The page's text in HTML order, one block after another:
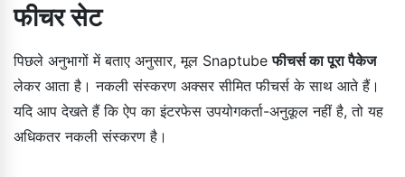
फीचर सेट
पिछले अनुभागों में बताए अनुसार, मूल Snaptubeफीचर्स का पूरा पैकेज
लेकर आता है। नकली संस्करण अक्सर सीमित फीचर्स के साथ आते हैं।
यदि आप देखते हैं कि ऐप का इंटरफेस उपयोगकर्ता-अनुकूल नहीं है, तो यह
अधिकतर नकली संस्करण है।